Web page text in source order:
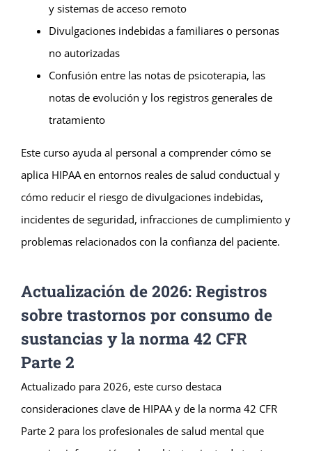
y sistemas de acceso remoto
Divulgaciones indebidas a familiares o personas
no autorizadas
Confusión entre las notas de psicoterapia, las
notas de evolución y los registros generales de
tratamiento
Este curso ayuda al personal a comprender cómo se
aplica HIPAA en entornos reales de salud conductual y
cómo reducir el riesgo de divulgaciones indebidas,
incidentes de seguridad, infracciones de cumplimiento y
problemas relacionados con la confianza del paciente.
Actualización de 2026: Registros
sobre trastornos por consumo de
sustancias y la norma 42 CFR
Parte 2
Actualizado para 2026, este curso destaca
consideraciones clave de HIPAA y de la norma 42 CFR
Parte 2 para los profesionales de salud mental que